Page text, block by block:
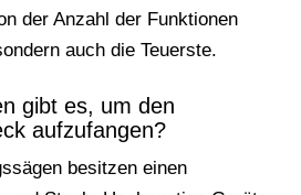
der Anzahl der Funktionen
auch die Teuerste.
gibt es, um den
aufzufangen?
besitzen einen